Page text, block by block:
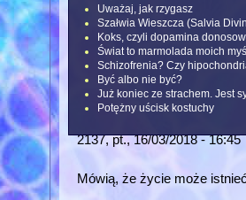
Uważaj, jak rzygasz
Szałwia Wieszcza (Salvia
Koks, czyli dopamina
Świat to marmolada moich
Schizofrenia? Czy
Być albo nie być?
Już koniec ze strachem. Jest
Potężny uścisk kostuchy
2137, pt., 16/03/2018 - 16:45
Mówią, że życie może